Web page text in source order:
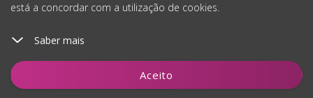
está a concordar com a utilização de cookies.
Saber mais
Aceito
Adicionar ao carrinho